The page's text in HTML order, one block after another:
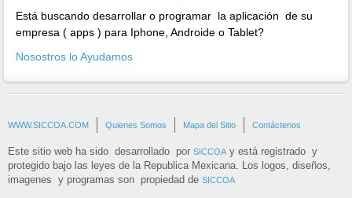
Está buscando desarrollar o programar la aplicación de su
empresa ( apps ) para Iphone, Androide o Tablet?
Nosostros lo Ayudamos
WWW.SICCOA.COM Quienes Somos Mapa del Sitio Contáctenos
Este sitio web ha sido desarrollado por SICCOA y está registrado y
protegido bajo las leyes de la Republica Mexicana. Los logos, diseños,
imagenes y programas son propiedad de SICCOA